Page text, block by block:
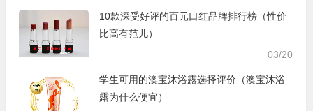
10款深受好评的百元口红品牌排行榜（性价
比高有范儿）
03/20
学生可用的澳宝沐浴露选择评价（澳宝沐浴
露为什么便宜）